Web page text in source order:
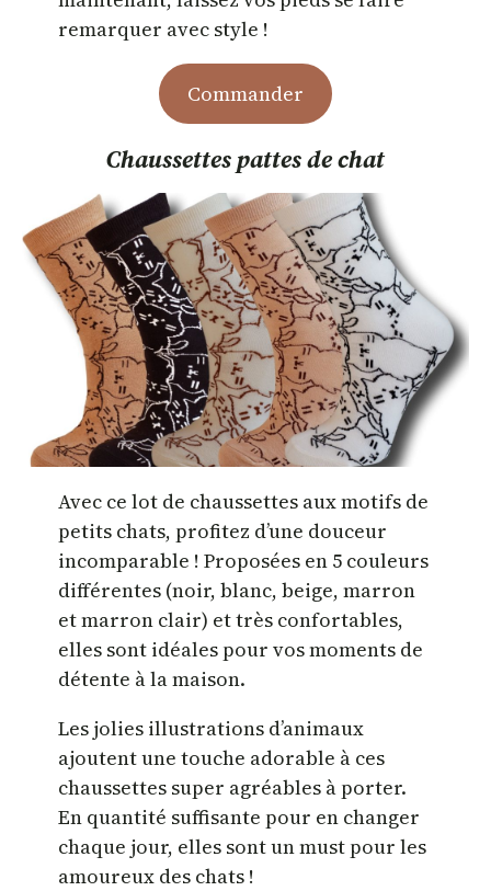
remarquer avec style !
Commander
Chaussettes pattes de chat
Avec ce lot de chaussettes aux motifs de
petits chats, profitez d’une douceur
incomparable ! Proposées en 5 couleurs
différentes (noir, blanc, beige, marron
et marron clair) et très confortables,
elles sont idéales pour vos moments de
détente à la maison.
Les jolies illustrations d’animaux
ajoutent une touche adorable à ces
chaussettes super agréables à porter.
En quantité suffisante pour en changer
chaque jour, elles sont un must pour les
amoureux des chats !